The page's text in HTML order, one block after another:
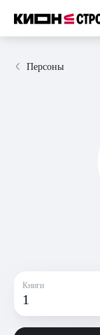
Персоны
Книги
1